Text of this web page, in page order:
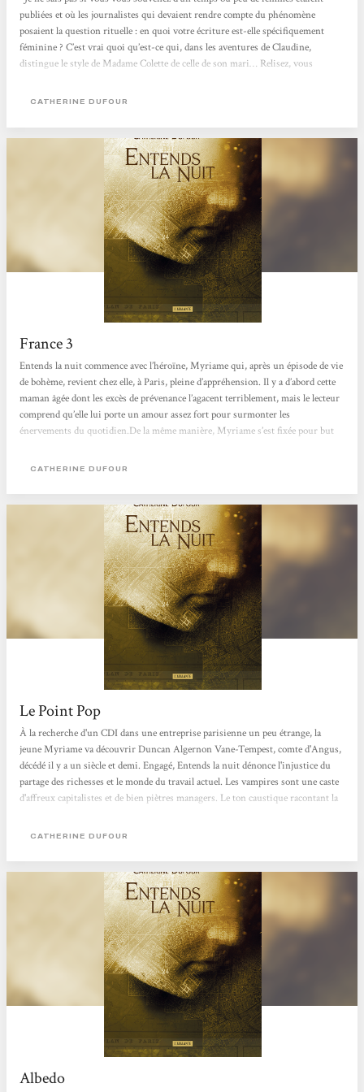
publiées et où les journalistes qui devaient rendre compte du phénomène
posaient la question rituelle : en quoi votre écriture est-elle spécifiquement
féminine ? C’est vrai quoi qu’est-ce qui, dans les aventures de Claudine,
distingue le style de Madame Colette de celle de son mari… Relisez, vous
l’intrigue mais je me devais de mettre un peu les choses au point. L’intrigue est
CATHERINE DUFOUR
France 3
Entends la nuit commence avec l’héroïne, Myriame qui, après un épisode de vie
de bohème, revient chez elle, à Paris, pleine d’appréhension. Il y a d’abord cette
maman âgée dont les excès de prévenance l’agacent terriblement, mais le lecteur
comprend qu’elle lui porte un amour assez fort pour surmonter les
énervements du quotidien.De la même manière, Myriame s’est fixée pour but
comme un idéal et un repoussoir.Myriame démontre qu’elle...
CATHERINE DUFOUR
Le Point Pop
À la recherche d'un CDI dans une entreprise parisienne un peu étrange, la
jeune Myriame va découvrir Duncan Algernon Vane-Tempest, comte d'Angus,
décédé il y a un siècle et demi. Engagé, Entends la nuit dénonce l'injustice du
partage des richesses et le monde du travail actuel. Les vampires sont une caste
d'affreux capitalistes et de bien piètres managers. Le ton caustique racontant la
réjouira les amateurs de fantasy urbaine et les romantiques en quête de
CATHERINE DUFOUR
Albedo